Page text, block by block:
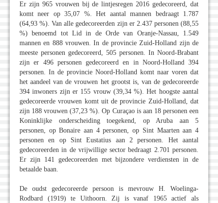
Er zijn 965 vrouwen bij de lintjesregen 2016 gedecoreerd, dat
komt neer op 35,07 %. Het aantal mannen bedraagt 1.787
(64,93 %). Van alle gedecoreerden zijn er 2.437 personen (88,55
%) benoemd tot Lid in de Orde van Oranje-Nassau, 1.549
mannen en 888 vrouwen. In de provincie Zuid-Holland zijn de
meeste personen gedecoreerd, 505 personen. In Noord-Brabant
zijn er 496 personen gedecoreerd en in Noord-Holland 394
personen. In de provincie Noord-Holland komt naar voren dat
het aandeel van de vrouwen het grootst is, van de gedecoreerde
394 inwoners zijn er 155 vrouw (39,34 %). Het hoogste aantal
gedecoreerde vrouwen komt uit de provincie Zuid-Holland, dat
zijn 188 vrouwen (37,23 %). Op Curaçao is aan 18 personen een
Koninklijke onderscheiding toegekend, op Aruba aan 5
personen, op Bonaire aan 4 personen, op Sint Maarten aan 4
personen en op Sint Eustatius aan 2 personen. Het aantal
gedecoreerden in de vrijwillige sector bedraagt 2.701 personen.
Er zijn 141 gedecoreerden met bijzondere verdiensten in de
betaalde baan.
De oudst gedecoreerde persoon is mevrouw H. Woelinga-
Rodbard (1919) te Uithoorn. Zij is vanaf 1965 actief als